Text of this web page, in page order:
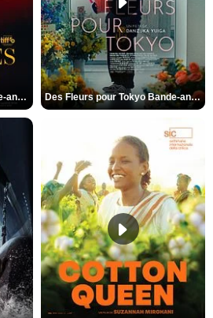
Les Silences de Riyad Bande-annonce VO STFR Des Fleurs pour Tokyo Bande-annonce VO STFR